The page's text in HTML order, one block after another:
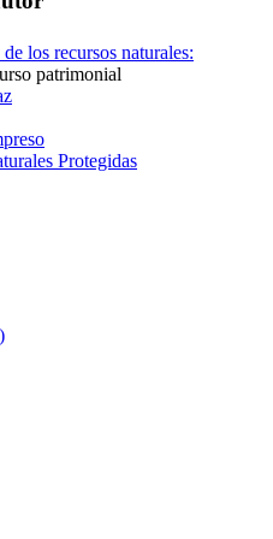
los recursos naturales:
patrimonial
Protegidas